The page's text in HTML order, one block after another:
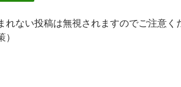
れない投稿は無視されますのでご注意く
）